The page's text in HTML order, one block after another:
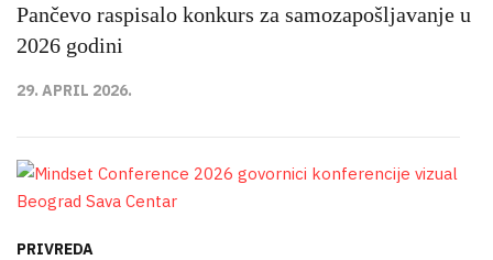
Pančevo raspisalo konkurs za samozapošljavanje u
2026 godini
29. APRIL 2026.
PRIVREDA